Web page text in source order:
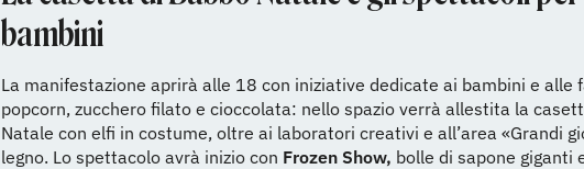
bambini
La manifestazione aprirà alle 18 con iniziative dedicate ai bambini e alle
popcorn, zucchero filato e cioccolata: nello spazio verrà allestita la
Natale con elfi in costume, oltre ai laboratori creativi e all’area «Grandi
legno. Lo spettacolo avrà inizio con Frozen Show, bolle di sapone giganti